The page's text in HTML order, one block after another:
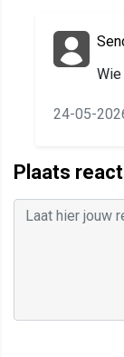
24-05-
Plaats